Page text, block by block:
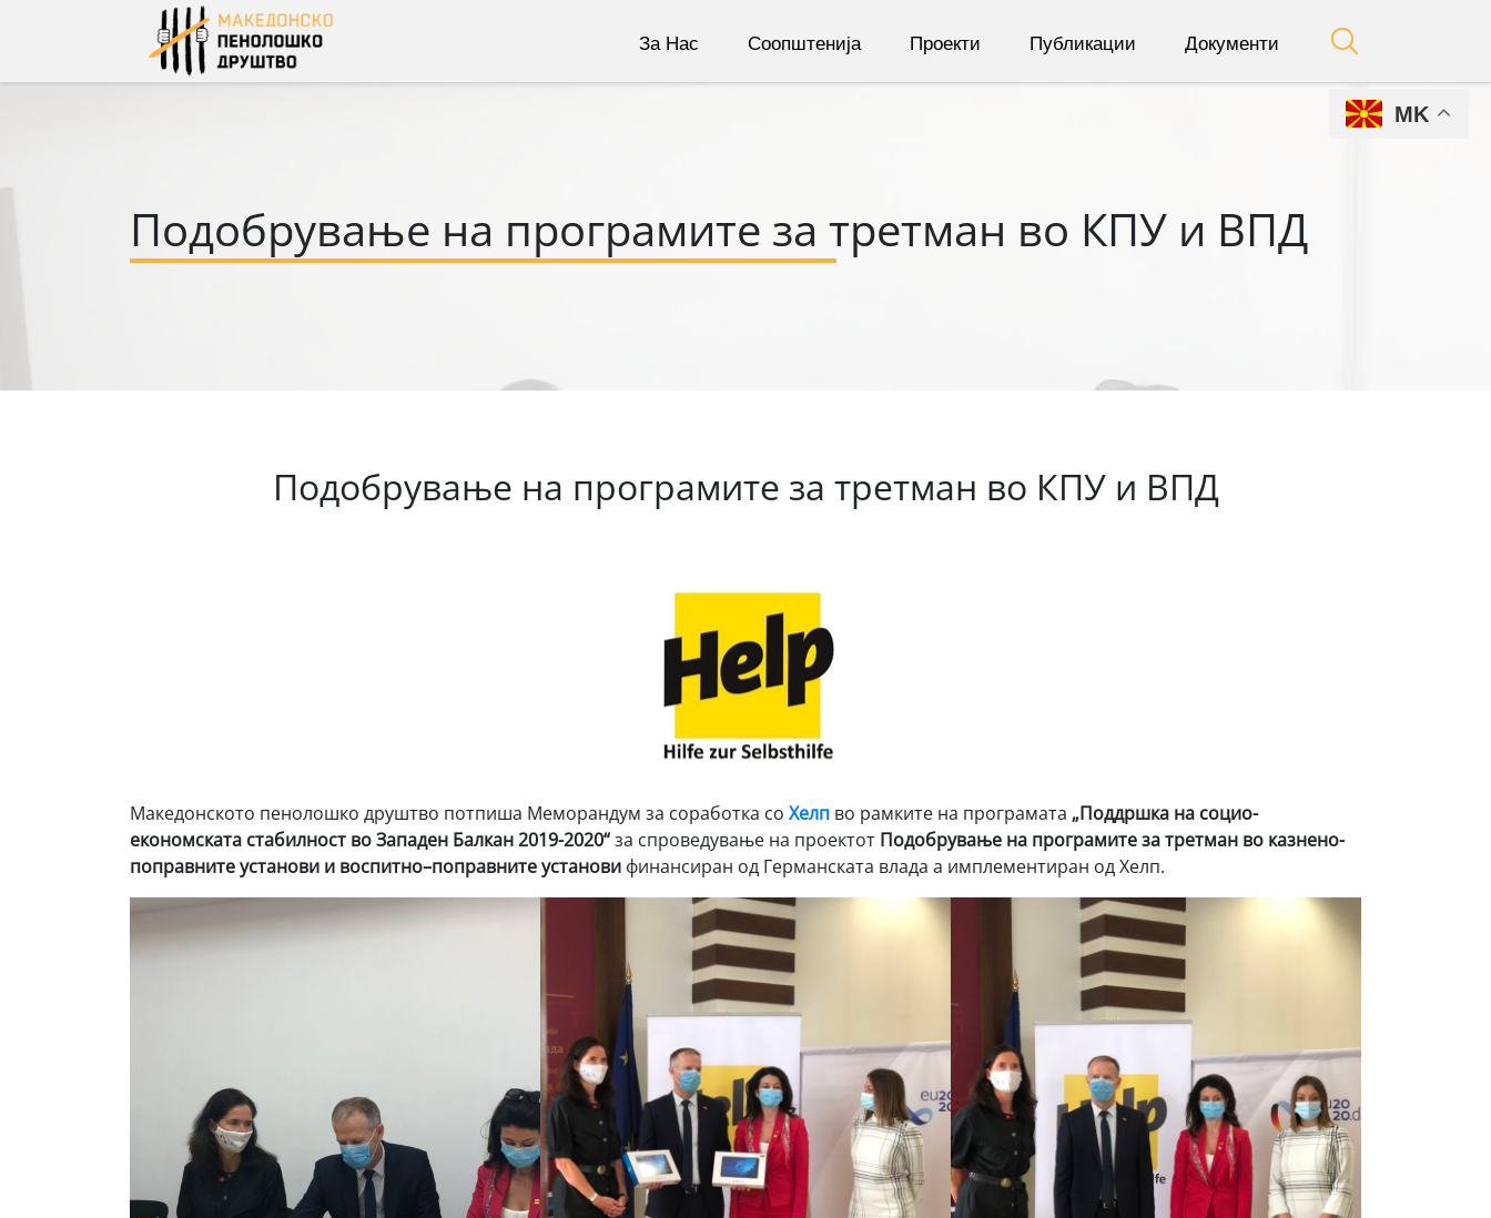
За Нас Соопштенија Проекти Публикации Документи
Подобрување на програмите за третман во КПУ и ВПД
Подобрување на програмите за третман во КПУ и ВПД
Македонското пенолошко друштво потпиша Меморандум за соработка со Хелп во рамките на програмата „Поддршка на социо-
економската стабилност во Западен Балкан 2019-2020“за спроведување на проектот Подобрување на програмите за третман во казнено-
поправните установи и воспитно–поправните установи финансиран од Германската влада а имплементиран од Хелп.
MK